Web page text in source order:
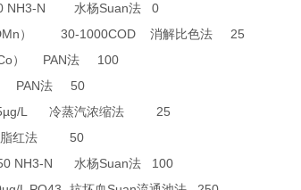
NH3-N 水杨Suan法 0
） 30-1000COD 消解比色法 25
） PAN法 100
PAN法 50
L 冷蒸汽浓缩法 25
红法 50
NH3-N 水杨Suan法 100